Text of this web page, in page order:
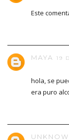
Este
MAYA 19
hola, se
era puro